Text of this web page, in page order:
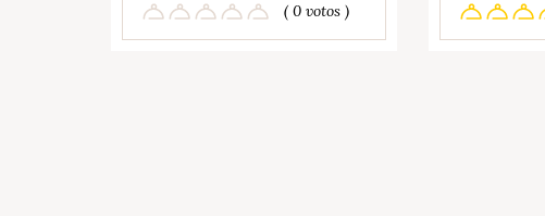
( 0 votos )